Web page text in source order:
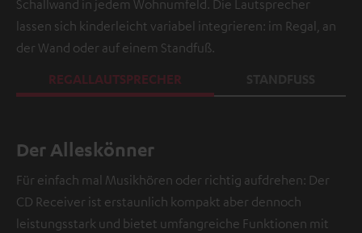
Schallwand in jedem Wohnumfeld. Die Lautsprecher
lassen sich kinderleicht variabel integrieren: im Regal, an
der Wand oder auf einem Standfuß.
REGALLAUTSPRECHER
Der Alleskönner
Für einfach mal Musikhören oder richtig aufdrehen: Der
CD Receiver ist erstaunlich kompakt aber dennoch
leistungsstark und bietet umfangreiche Funktionen mit